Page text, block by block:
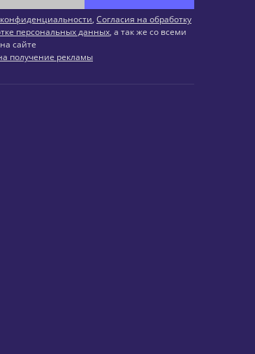
, Согласия на обработку
персональных данных, а так же со всеми
сайте
получение рекламы